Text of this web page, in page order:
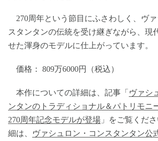
270周年という節目にふさわしく、ヴ
スタンタンの伝統を受け継ぎながら、現
せた渾身のモデルに仕上がっています。
価格： 809万6000円（税込）
本作についての詳細は、記事「 ヴァシ
ンタンのトラディショナル＆パトリモニ
270周年記念モデルが登場 」をご覧くだ
細は、
ヴァシュロン・コンスタンタン公